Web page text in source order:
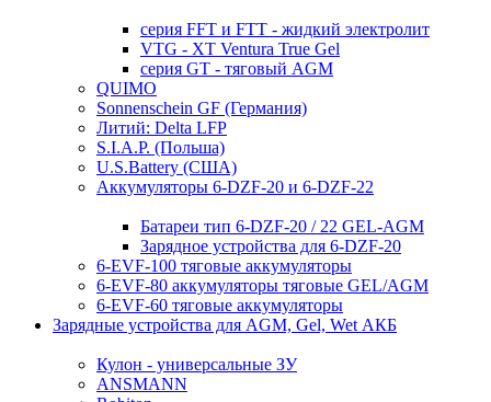
серия FFT и FTT - жидкий электролит
VTG - XT Ventura True Gel
серия GT - тяговый AGM
QUIMO
Sonnenschein GF (Германия)
Литий: Delta LFP
S.I.A.P. (Польша)
U.S.Battery (США)
Аккумуляторы 6-DZF-20 и 6-DZF-22
Батареи тип 6-DZF-20 / 22 GEL-AGM
Зарядное устройства для 6-DZF-20
6-EVF-100 тяговые аккумуляторы
6-EVF-80 аккумуляторы тяговые GEL/AGM
6-EVF-60 тяговые аккумуляторы
Зарядные устройства для AGM, Gel, Wet АКБ
Кулон - универсальные ЗУ
ANSMANN